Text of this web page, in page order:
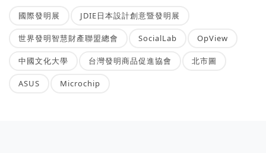
國際發明展 JDIE日本設計創意暨發明展
世界發明智慧財產聯盟總會 SocialLab OpView
中國文化大學 台灣發明商品促進協會 北市圖
ASUS Microchip